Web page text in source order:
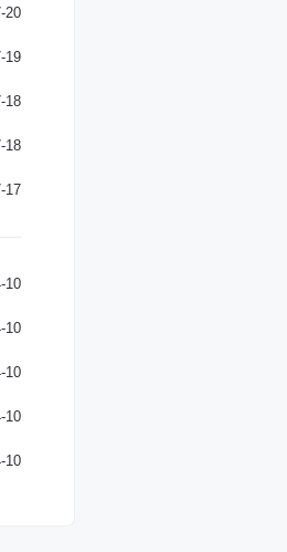
20
19
18
18
17
10
10
10
10
10